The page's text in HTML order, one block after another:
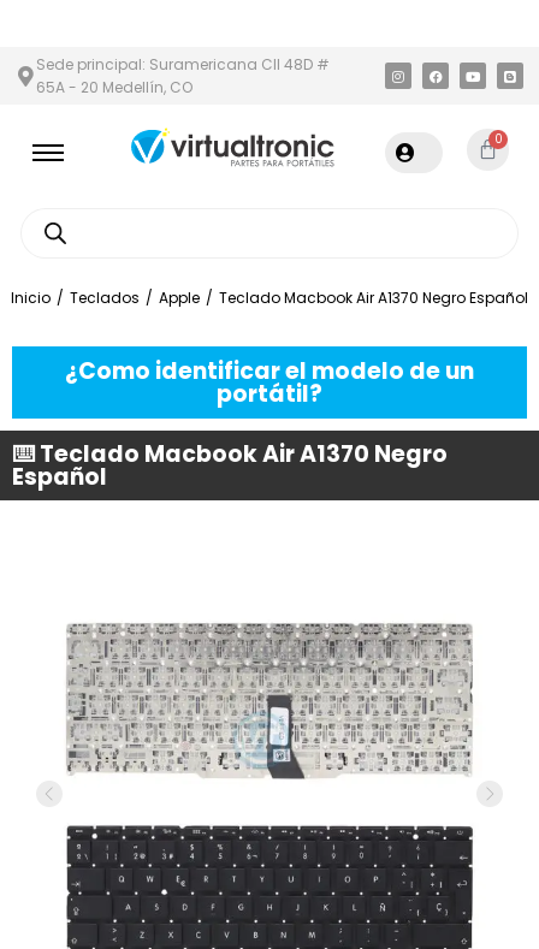
Sede principal: Suramericana Cll 48D #
65A - 20 Medellín, CO
0
Inicio / Teclados / Apple / Teclado Macbook Air A1370 Negro Español
¿Como identificar el modelo de un
portátil?
⌨️ Teclado Macbook Air A1370 Negro
Español